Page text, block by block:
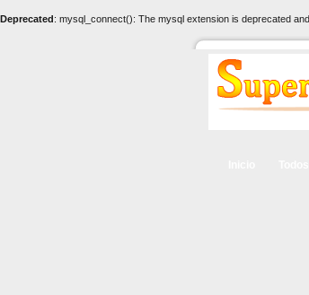
Deprecated: mysql_connect(): The mysql extension is deprecated